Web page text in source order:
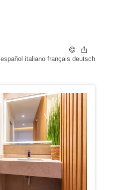
español italiano français deutsch